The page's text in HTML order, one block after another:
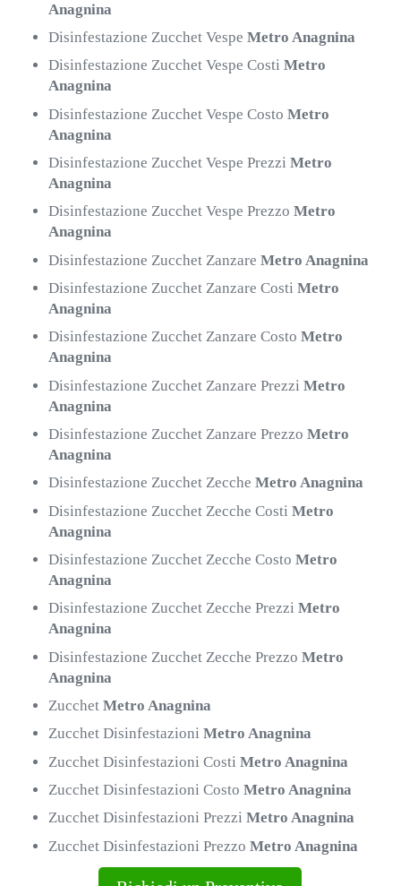
Anagnina
Disinfestazione Zucchet VespeMetro Anagnina
Disinfestazione Zucchet Vespe CostiMetro
Anagnina
Disinfestazione Zucchet Vespe CostoMetro
Anagnina
Disinfestazione Zucchet Vespe PrezziMetro
Anagnina
Disinfestazione Zucchet Vespe PrezzoMetro
Anagnina
Disinfestazione Zucchet ZanzareMetro Anagnina
Disinfestazione Zucchet Zanzare CostiMetro
Anagnina
Disinfestazione Zucchet Zanzare CostoMetro
Anagnina
Disinfestazione Zucchet Zanzare PrezziMetro
Anagnina
Disinfestazione Zucchet Zanzare PrezzoMetro
Anagnina
Disinfestazione Zucchet ZeccheMetro Anagnina
Disinfestazione Zucchet Zecche CostiMetro
Anagnina
Disinfestazione Zucchet Zecche CostoMetro
Anagnina
Disinfestazione Zucchet Zecche PrezziMetro
Anagnina
Disinfestazione Zucchet Zecche PrezzoMetro
Anagnina
ZucchetMetro Anagnina
Zucchet DisinfestazioniMetro Anagnina
Zucchet Disinfestazioni CostiMetro Anagnina
Zucchet Disinfestazioni CostoMetro Anagnina
Zucchet Disinfestazioni PrezziMetro Anagnina
Zucchet Disinfestazioni PrezzoMetro Anagnina